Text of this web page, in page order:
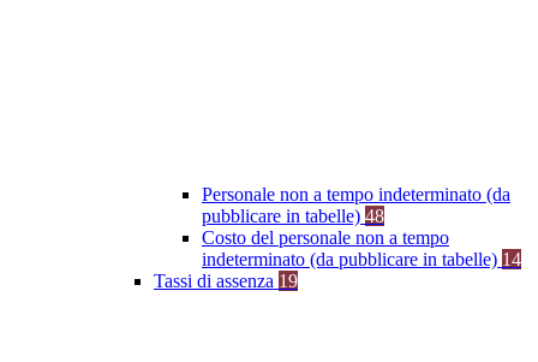
Personale non a tempo indeterminato (da
pubblicare in tabelle) 48
Costo del personale non a tempo
indeterminato (da pubblicare in tabelle) 14
Tassi di assenza 19